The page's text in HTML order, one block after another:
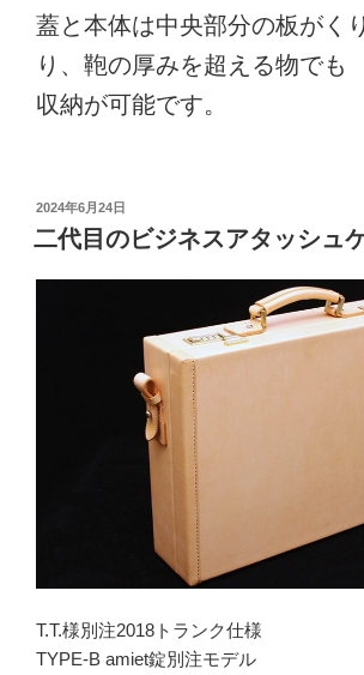
蓋と本体は中央部分の板がく
り、鞄の厚みを超える物でも
収納が可能です。
投
稿
日:
2024年6月24日
二代目のビジネスアタッシュ
T.T.様別注2018トランク仕様
TYPE-B amiet錠別注モデル